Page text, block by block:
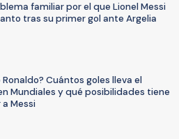
familiar por el que Lionel Messi
tras su primer gol ante Argelia
Ronaldo? Cuántos goles lleva el
Mundiales y qué posibilidades tiene
Messi